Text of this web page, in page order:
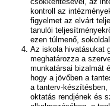
kontroll az
figyelmet az elvárt
tanulói
ezen túlmenő,
Az iskola hivatásukat
meghatározza a
munkatársai bizalmát
hogy a jövőben a
a tanterv-készítésben,
oktatás rendjének és